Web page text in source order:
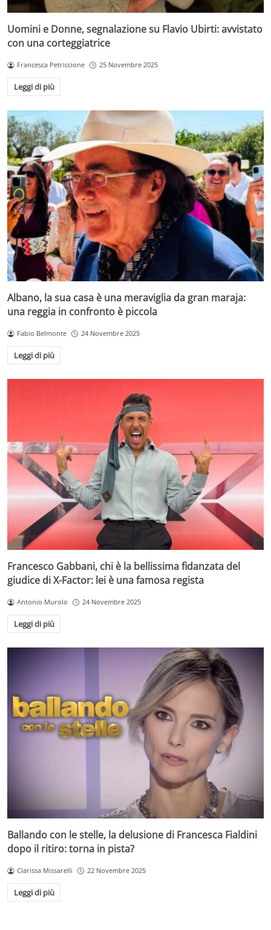
Uomini e Donne, segnalazione su Flavio Ubirti: avvistato
con una corteggiatrice
Francesca Petriccione 25 Novembre 2025
Leggi di più
Albano, la sua casa è una meraviglia da gran maraja:
una reggia in confronto è piccola
Fabio Belmonte 24 Novembre 2025
Leggi di più
Francesco Gabbani, chi è la bellissima fidanzata del
giudice di X-Factor: lei è una famosa regista
Antonio Murolo 24 Novembre 2025
Leggi di più
Ballando con le stelle, la delusione di Francesca Fialdini
dopo il ritiro: torna in pista?
Clarissa Missarelli 22 Novembre 2025
Leggi di più